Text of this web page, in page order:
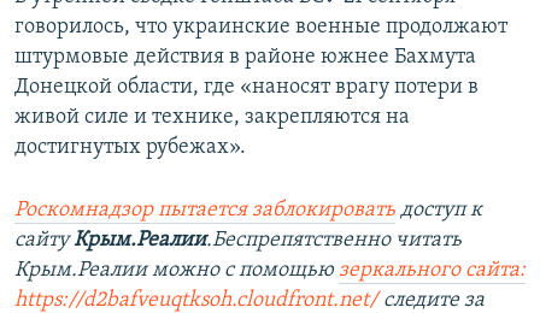
говорилось, что украинские военные продолжают
штурмовые действия в районе южнее Бахмута
Донецкой области, где «наносят врагу потери в
живой силе и технике, закрепляются на
достигнутых рубежах».
Роскомнадзор пытается заблокировать доступ к
сайтуКрым.Реалии.Беспрепятственно читать
Крым.Реалии можно с помощью зеркального сайта:
https://d2bafveuqtksoh.cloudfront.net/следите за